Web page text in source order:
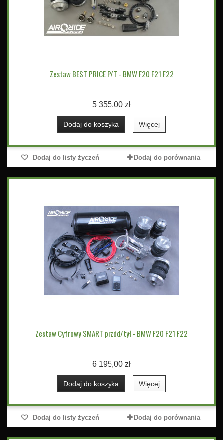
Zestaw BEST PRICE P/T - BMW F20 F21 F22
5 355,00 zł
Dodaj do koszyka Więcej
Dodaj do listy życzeń Dodaj do porównania
Zestaw Cyfrowy SMART przód/tył - BMW F20 F21 F22
6 195,00 zł
Dodaj do koszyka Więcej
Dodaj do listy życzeń Dodaj do porównania